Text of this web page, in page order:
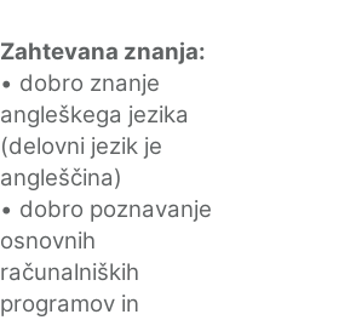
Zahtevana znanja:
• dobro znanje
angleškega jezika
(delovni jezik je
angleščina)
• dobro poznavanje
osnovnih
računalniških
programov in